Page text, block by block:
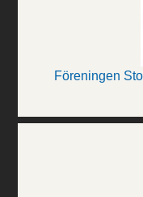
Föreningen